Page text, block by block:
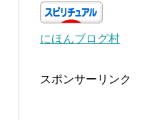
にほんブログ村
スポンサーリンク